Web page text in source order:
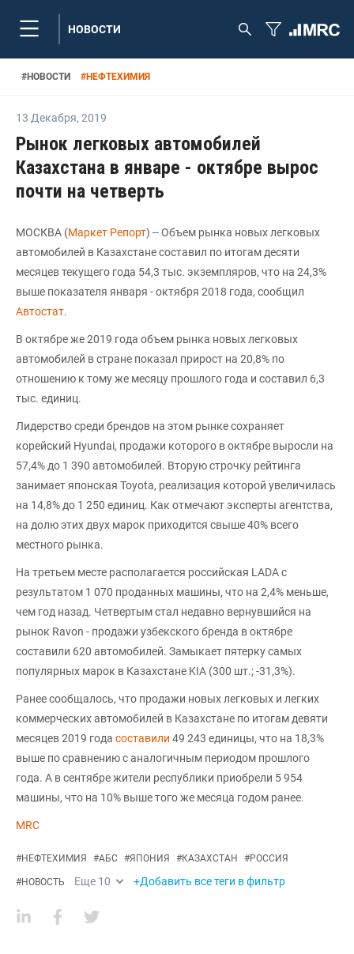
НОВОСТИ
#НОВОСТИ #НЕФТЕХИМИЯ
13 Декабря, 2019
Рынок легковых автомобилей
Казахстана в январе - октябре вырос
почти на четверть
МОСКВА (Маркет Репорт) -- Объем рынка новых легковых
автомобилей в Казахстане составил по итогам десяти
месяцев текущего года 54,3 тыс. экземпляров, что на 24,3%
выше показателя января - октября 2018 года, сообщил
Автостат.
В октябре же 2019 года объем рынка новых легковых
автомобилей в стране показал прирост на 20,8% по
отношению к тому же месяцу прошлого года и составил 6,3
тыс. единиц.
Лидерство среди брендов на этом рынке сохраняет
корейский Hyundai, продажи которого в октябре выросли на
57,4% до 1 390 автомобилей. Вторую строчку рейтинга
занимает японская Toyota, реализация которой увеличилась
на 14,8% до 1 250 единиц. Как отмечают эксперты агентства,
на долю этих двух марок приходится свыше 40% всего
местного рынка.
На третьем месте располагается российская LADA с
результатом 1 070 проданных машины, что на 2,4% меньше,
чем год назад. Четвертым стал недавно вернувшийся на
рынок Ravon - продажи узбекского бренда в октябре
составили 620 автомобилей. Замыкает пятерку самых
популярных марок в Казахстане KIA (300 шт.; -31,3%).
Ранее сообщалось, что продажи новых легковых и легких
коммерческих автомобилей в Казахстане по итогам девяти
месяцев 2019 года составили 49 243 единицы, что на 18,3%
выше по сравнению с аналогичным периодом прошлого
года. А в сентябре жители республики приобрели 5 954
машины, что на 10% выше того же месяца годом ранее.
MRC
#НЕФТЕХИМИЯ #АБС #ЯПОНИЯ #КАЗАХСТАН #РОССИЯ
#НОВОСТЬ Еще 10 +Добавить все теги в фильтр